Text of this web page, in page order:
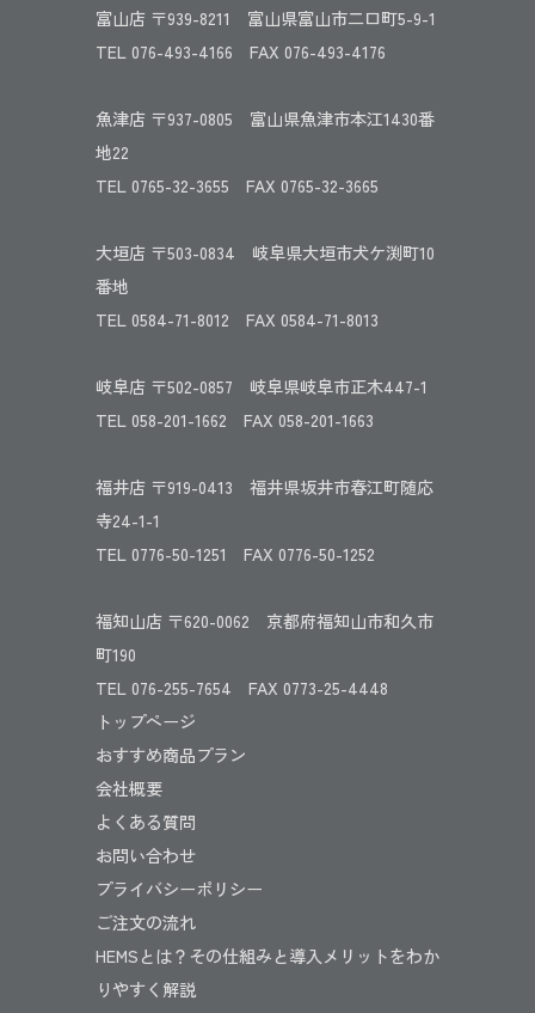
富山店 〒939-8211 富山県富山市二口町5-9-1
TEL 076-493-4166 FAX 076-493-4176
魚津店 〒937-0805 富山県魚津市本江1430番
地22
TEL 0765-32-3655 FAX 0765-32-3665
大垣店 〒503-0834 岐阜県大垣市犬ケ渕町10
番地
TEL 0584-71-8012 FAX 0584-71-8013
岐阜店 〒502-0857 岐阜県岐阜市正木447-1
TEL 058-201-1662 FAX 058-201-1663
福井店 〒919-0413 福井県坂井市春江町随応
寺24-1-1
TEL 0776-50-1251 FAX 0776-50-1252
福知山店 〒620-0062 京都府福知山市和久市
町190
TEL 076-255-7654 FAX 0773-25-4448
トップページ
おすすめ商品プラン
会社概要
よくある質問
お問い合わせ
プライバシーポリシー
ご注文の流れ
HEMSとは？その仕組みと導入メリットをわか
りやすく解説